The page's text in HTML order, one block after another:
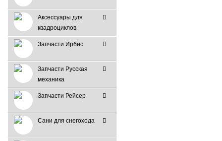
Аксессуары для
квадроциклов
Запчасти Ирбис
Запчасти Русская
механика
Запчасти Рейсер
Сани для снегохода